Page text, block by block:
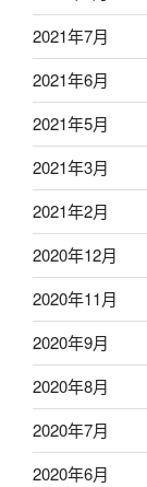
2021年7月
2021年6月
2021年5月
2021年3月
2021年2月
2020年12月
2020年11月
2020年9月
2020年8月
2020年7月
2020年6月